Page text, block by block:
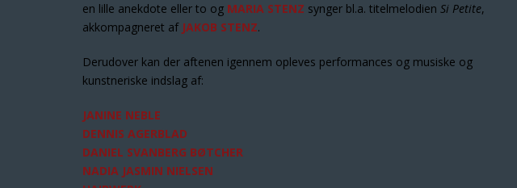
en lille anekdote eller to og MARIA STENZ synger bl.a. titelmelodien Si Petite,
akkompagneret af JAKOB STENZ.
Derudover kan der aftenen igennem opleves performances og musiske og
kunstneriske indslag af:
JANINE NEBLE
DENNIS AGERBLAD
DANIEL SVANBERG BØTCHER
NADIA JASMIN NIELSEN